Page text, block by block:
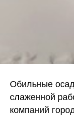
Обильные
слаженной
компаний